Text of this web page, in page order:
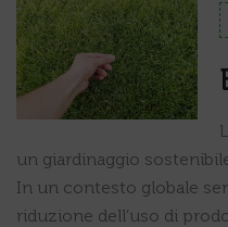
un giardinaggio
In un contesto globale
riduzione dell’uso di